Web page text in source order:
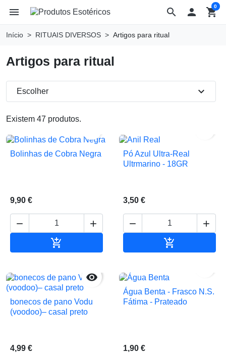
search
menu  shopping_cart
0
Início RITUAIS DIVERSOS Artigos para ritual
Artigos para ritual
Existem 47 produtos.
Escolher expand_more
Bolinhas de Cobra Negra
9,90 €
 

Pó Azul Ultra-Real
Ultrmarino - 18GR
3,50 €
 


bonecos de pano Vodu
(voodoo)– casal preto
4,99 €
Água Benta - Frasco N.S.
Fátima - Prateado
1,90 €